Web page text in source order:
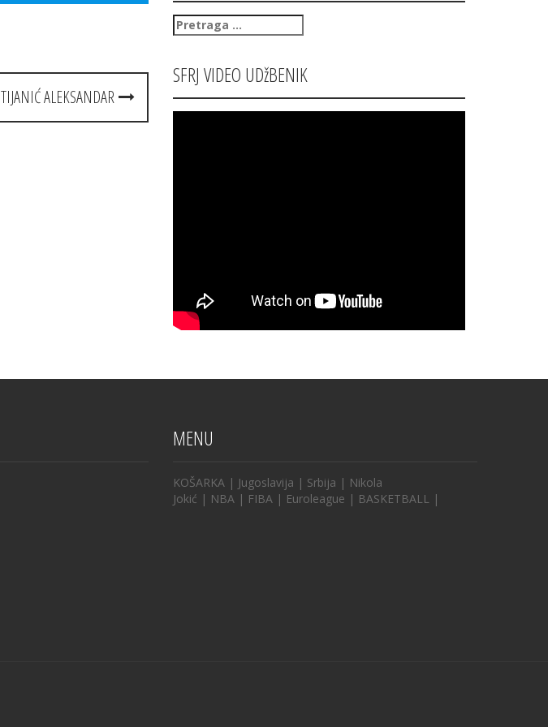
TIJANIĆ ALEKSANDAR
Pretraga
za:
SFRJ VIDEO UDžBENIK
MENU
KOŠARKA | Jugoslavija | Srbija | Nikola
Jokić | NBA | FIBA | Euroleague | BASKETBALL |